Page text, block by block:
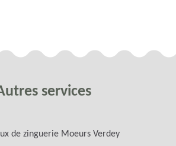
services
de zinguerie Moeurs Verdey